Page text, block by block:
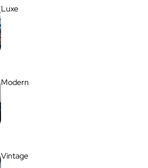
Luxe
Modern
Vintage